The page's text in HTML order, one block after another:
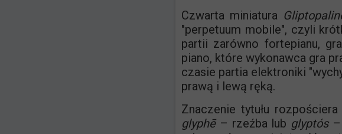
Czwarta miniatura
"perpetuum mobile", czyli
partii zarówno fortepianu,
piano, które wykonawca gra
czasie partia elektroniki
prawą i lewą ręką.
Znaczenie tytułu
glyphē– rzeźba lub glyptós–